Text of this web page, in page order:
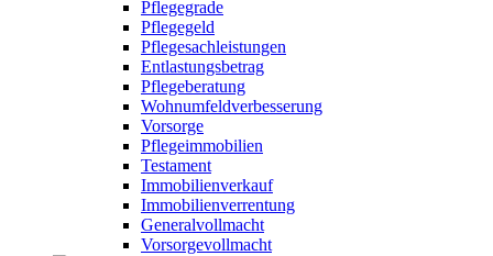
Pflegegrade
Pflegegeld
Pflegesachleistungen
Entlastungsbetrag
Pflegeberatung
Wohnumfeldverbesserung
Vorsorge
Pflegeimmobilien
Testament
Immobilienverkauf
Immobilienverrentung
Generalvollmacht
Vorsorgevollmacht